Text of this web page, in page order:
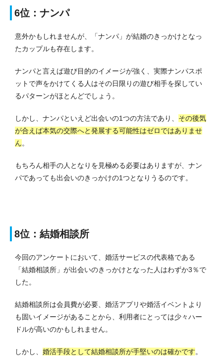
6位：ナンパ
意外かもしれませんが、「ナンパ」が結婚のきっかけとなっ
たカップルも存在します。
ナンパと言えば遊び目的のイメージが強く、実際ナンパスポ
ットで声をかけてくる人はその日限りの遊び相手を探してい
るパターンがほとんどでしょう。
しかし、ナンパといえど出会いの1つの方法であり、 その後気
が合えば本気の交際へと発展する可能性はゼロではありませ
ん。
もちろん相手の人となりを見極める必要はありますが、ナン
パであっても出会いのきっかけの1つとなりうるのです。
8位：結婚相談所
今回のアンケートにおいて、婚活サービスの代表格である
「結婚相談所」が出会いのきっかけとなった人はわずか3％で
した。
結婚相談所は会員費が必要、婚活アプリや婚活イベントより
も固いイメージがあることから、利用者にとっては少々ハー
ドルが高いのかもしれません。
しかし、 婚活手段として結婚相談所が手堅いのは確かです。